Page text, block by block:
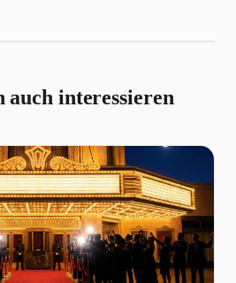
auch interessieren